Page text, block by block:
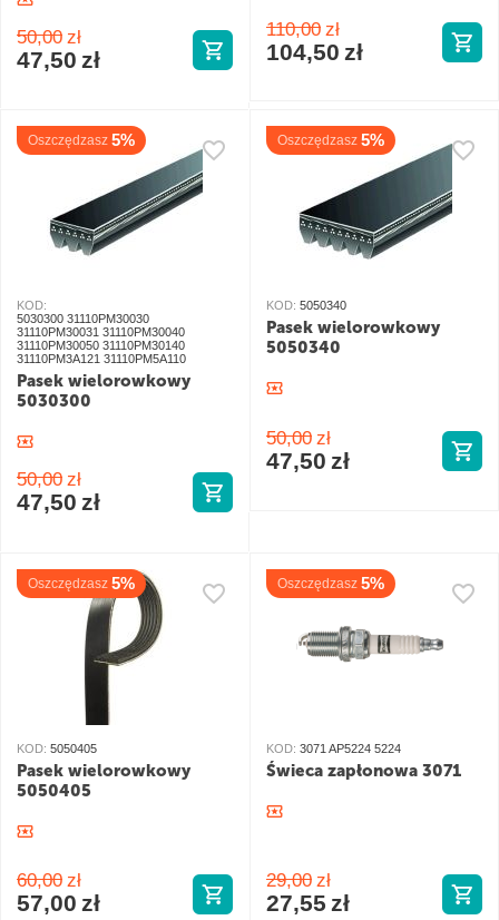
50,00 zł
47,50 zł
110,00 zł
104,50 zł
Oszczędzasz 5%
KOD:
5030300 31110PM30030
31110PM30031 31110PM30040
31110PM30050 31110PM30140
31110PM3A121 31110PM5A110
Pasek wielorowkowy
5030300
50,00 zł
47,50 zł
Oszczędzasz 5%
KOD: 5050340
Pasek wielorowkowy
5050340
50,00 zł
47,50 zł
Oszczędzasz 5%
KOD: 5050405
Pasek wielorowkowy
5050405
60,00 zł
57,00 zł
Oszczędzasz 5%
KOD: 3071 AP5224 5224
Świeca zapłonowa 3071
29,00 zł
27,55 zł